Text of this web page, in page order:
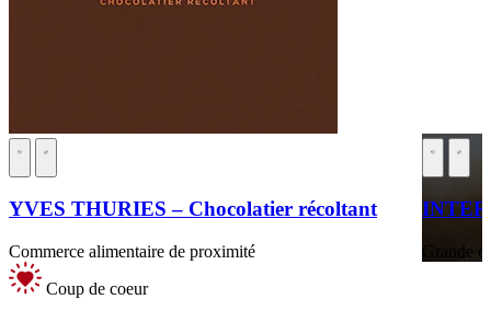
YVES THURIES – Chocolatier récoltant
Commerce alimentaire de proximité
Coup de coeur
Grande